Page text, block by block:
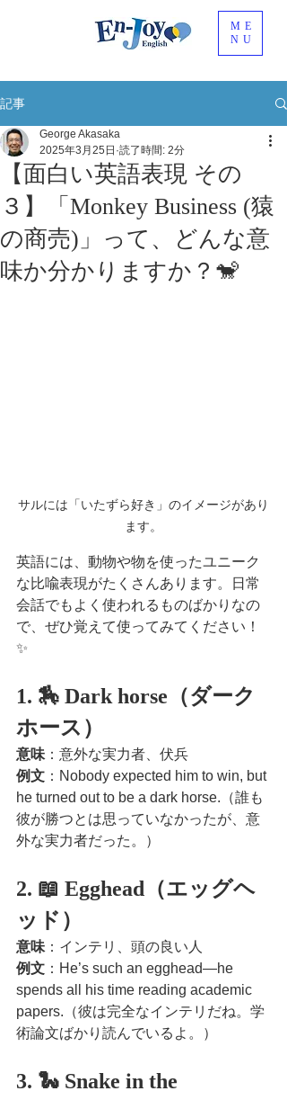
ME
NU
記事
【面白い英語表現 その
３】「Monkey Business (猿
の商売)」って、どんな意
味か分かりますか？🐒
George Akasaka
2025年3月25日 読了時間: 2分
サルには「いたずら好き」のイメージがあり
ます。
英語には、動物や物を使ったユニーク
な比喩表現がたくさんあります。日常
会話でもよく使われるものばかりなの
で、ぜひ覚えて使ってみてください！
✨
1. 🏇 Dark horse（ダーク
ホース）
意味：意外な実力者、伏兵
例文 ：Nobody expected him to win, but
he turned out to be a dark horse.（誰も
彼が勝つとは思っていなかったが、意
外な実力者だった。）
2. 📖 Egghead（エッグヘ
ッド）
意味：インテリ、頭の良い人
例文 ：He’s such an egghead—he
spends all his time reading academic
papers.（彼は完全なインテリだね。学
術論文ばかり読んでいるよ。）
3. 🐍 Snake in the